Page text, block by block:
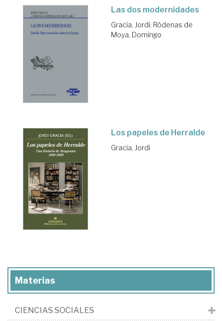
Las dos modernidades
Gracia, Jordi; Ródenas de
Moya, Domingo
Los papeles de Herralde
Gracia, Jordi
Materias
CIENCIAS SOCIALES